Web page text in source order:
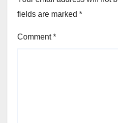
fields are marked *
Comment*